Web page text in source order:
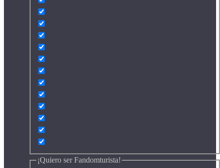
¡Quiero ser Fandomturista!